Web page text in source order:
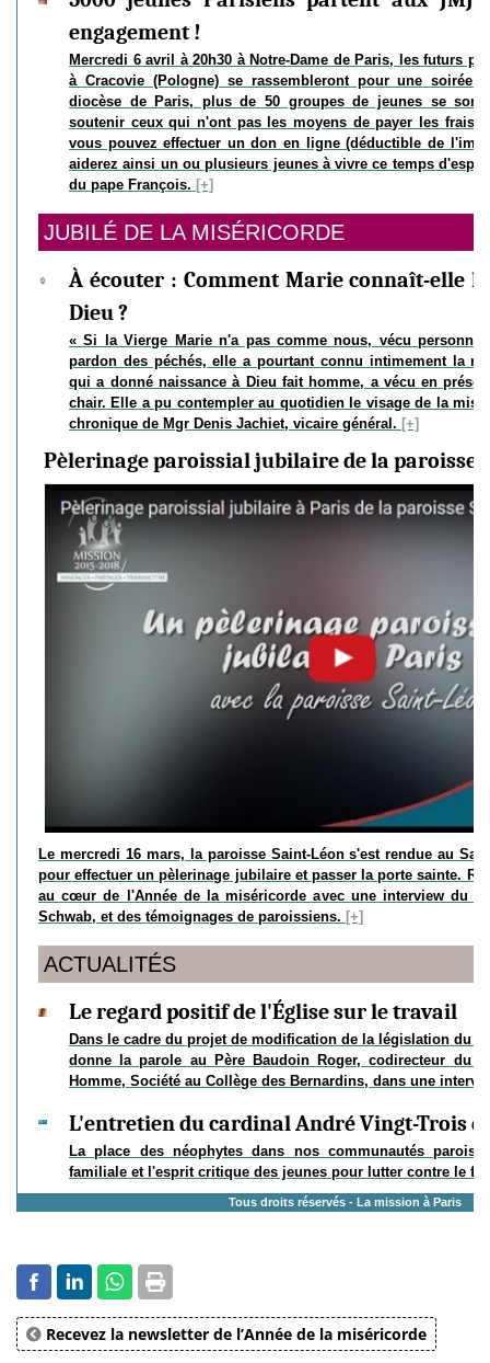
engagement !
Mercredi 6 avril à 20h30 à Notre-Dame de Paris, les futurs
à Cracovie (Pologne) se rassembleront pour une soirée
diocèse de Paris, plus de 50 groupes de jeunes se sont
soutenir ceux qui n'ont pas les moyens de payer les frais
vous pouvez effectuer un don en ligne (déductible de
aiderez ainsi un ou plusieurs jeunes à vivre ce temps
du pape François. [+]
JUBILÉ DE LA MISÉRICORDE
À écouter : Comment Marie connaît-elle
Dieu ?
« Si la Vierge Marie n'a pas comme nous, vécu
pardon des péchés, elle a pourtant connu intimement la
qui a donné naissance à Dieu fait homme, a vécu en
chair. Elle a pu contempler au quotidien le visage de la
chronique de Mgr Denis Jachiet, vicaire général. [+]
Pèlerinage paroissial jubilaire de la paroisse
Le mercredi 16 mars, la paroisse Saint-Léon s'est rendue au
pour effectuer un pèlerinage jubilaire et passer la porte sainte.
au cœur de l'Année de la miséricorde avec une interview du
Schwab, et des témoignages de paroissiens. [+]
ACTUALITÉS
Le regard positif de l'Église sur le travail
Dans le cadre du projet de modification de la législation du
donne la parole au Père Baudoin Roger, codirecteur du
Homme, Société au Collège des Bernardins, dans une
L'entretien du cardinal André Vingt-Trois
La place des néophytes dans nos communautés
familiale et l'esprit critique des jeunes pour lutter contre le
Tous droits réservés - La mission à Paris
Recevez la newsletter de l’Année de la miséricorde